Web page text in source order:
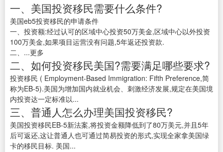
一、美国投资移民需要什么条件?
美国eb5投资移民的申请条件
一、投资额:经过认可的区域中心投资50万美金,区域中心以外投资
100万美金,如果项目运营没有问题,5年返还投资款.
二、...更多
二、如何投资移民美国?需要满足哪些要求?
投资移民 ( Employment-Based Immigration: Fifth Preference,简
称为EB-5).美国为增加国内就业机会、刺激经济发展,规定在美国境
内投资达一定标准以...
三、普通人怎么办理美国投资移民?
美国投资移民EB-5新法案,将投资金额降低到了80万美元,并且5年
后可返还,这让普通人也可通过简易投资的形式,实现全家拿美国绿
卡的移民目标. 美国...